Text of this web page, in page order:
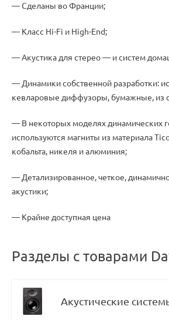
— Сделаны во Франции;
— Класс Hi-Fi и High-End;
— Акустика для стерео — и систем
— Динамики собственной разработки:
кевларовые диффузоры, бумажные, из
— В некоторых моделях динамических
используются магниты из материала
кобальта, никеля и алюминия;
— Детализированное,четкое,
акустики;
— Крайне доступная цена
Разделы с товарами
Акустические